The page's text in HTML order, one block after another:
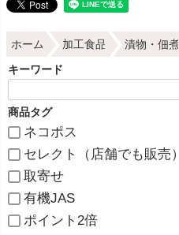
ホーム 加工食品 漬物・佃煮
キーワード
商品タグ
ネコポス
セレクト（店舗でも販売）
取寄せ
有機JAS
ポイント2倍